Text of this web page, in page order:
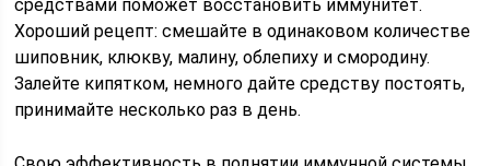
средствами поможет восстановить иммунитет.
Хороший рецепт: смешайте в одинаковом количестве
шиповник, клюкву, малину, облепиху и смородину.
Залейте кипятком, немного дайте средству постоять,
принимайте несколько раз в день.